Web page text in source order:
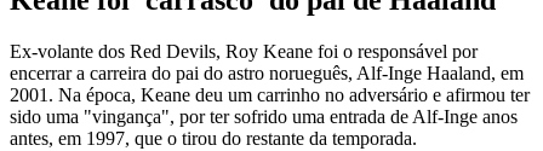
Ex-volante dos Red Devils, Roy Keane foi o responsável por
encerrar a carreira do pai do astro norueguês, Alf-Inge Haaland, em
2001. Na época, Keane deu um carrinho no adversário e afirmou ter
sido uma "vingança", por ter sofrido uma entrada de Alf-Inge anos
antes, em 1997, que o tirou do restante da temporada.